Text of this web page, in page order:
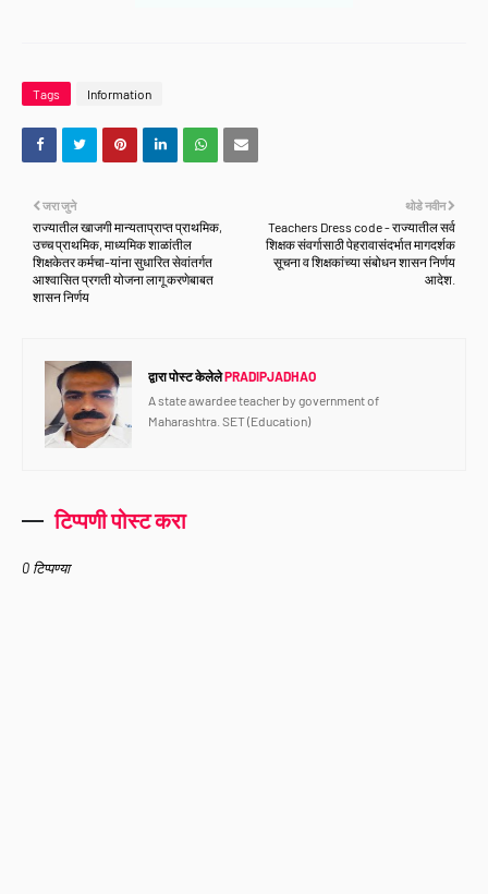
Tags Information
थोडे नवीन
Teachers Dress code - राज्यातील सर्व
शिक्षक संवर्गासाठी पेहरावासंदर्भात मागदर्शक
सूचना व शिक्षकांच्या संबोधन शासन निर्णय
आदेश.
जरा जुने
राज्यातील खाजगी मान्यताप्राप्त प्राथमिक,
उच्च प्राथमिक, माध्यमिक शाळांतील
शिक्षकेतर कर्मचा-यांना सुधारित सेवांतर्गत
आश्वासित प्रगती योजना लागू करणेबाबत
शासन निर्णय
द्वारा पोस्ट केलेलेPRADIPJADHAO
A state awardee teacher by government of
Maharashtra. SET (Education)
टिप्पणी पोस्ट करा
0 टिप्पण्या